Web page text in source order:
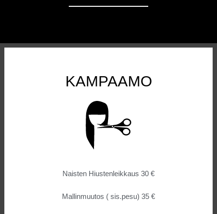
KAMPAAMO
Naisten Hiustenleikkaus 30 €
Mallinmuutos ( sis.pesu) 35 €